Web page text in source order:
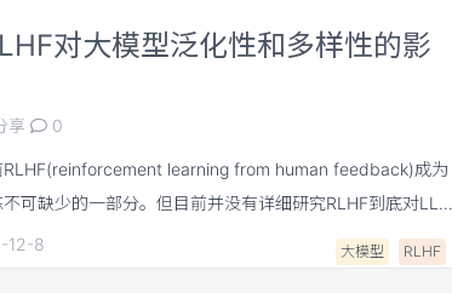
对大模型泛化性和多样性的影
享 0
RLHF(reinforcement learning from human feedback)成为
可缺少的一部分。但目前并没有详细研究RLHF到底对LLM
益 or 有害。为了提升对RLHF不同阶段收益的认知，本文
统探究了RLHF的三个阶段supervised fine-tuning (SFT),
12-8 大模型 RLHF